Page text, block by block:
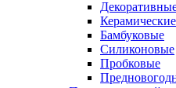
Керамические
Бамбуковые
Силиконовые
Пробковые